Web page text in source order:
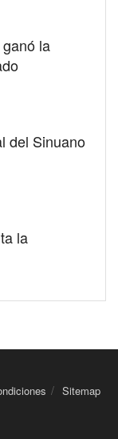
la
del Sinuano
la
Sitemap